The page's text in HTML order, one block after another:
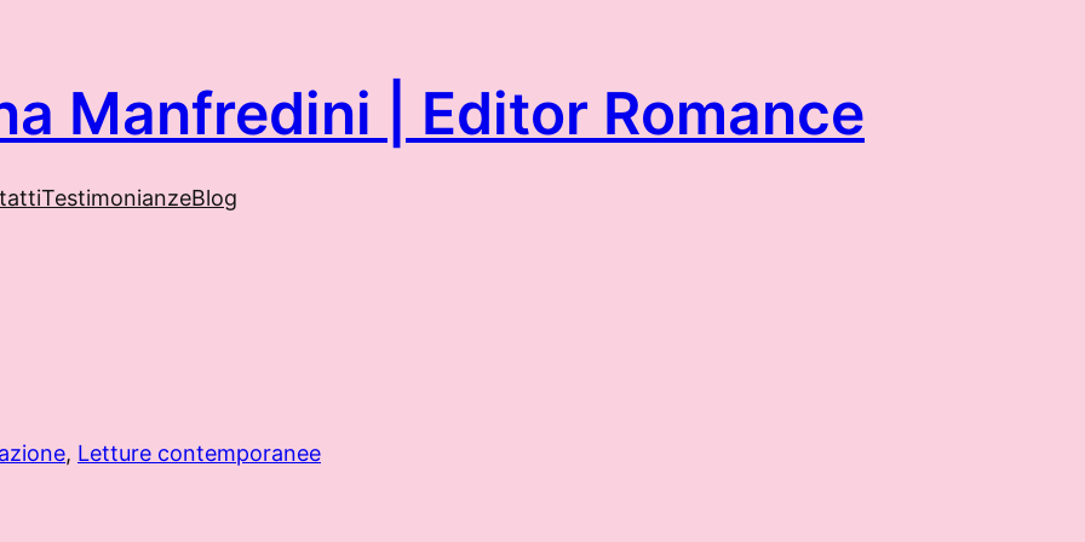
Manfredini | Editor Romance
TestimonianzeBlog
, Letture contemporanee